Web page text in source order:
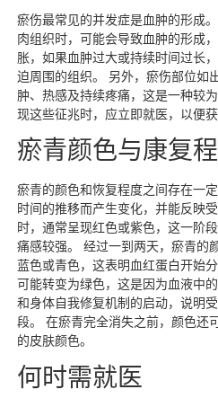
瘀伤最常见的并发症是血肿的形成
肉组织时，可能会导致血肿的形成
胀，如果血肿过大或持续时间过长
迫周围的组织。 另外，瘀伤部位如
肿、热感及持续疼痛，这是一种较
现这些征兆时，应立即就医，以便获
瘀青颜色与康复
瘀青的颜色和恢复程度之间存在一
时间的推移而产生变化，并能反映
时，通常呈现红色或紫色，这一阶
痛感较强。 经过一到两天，瘀青的
蓝色或青色，这表明血红蛋白开始
可能转变为绿色，这是因为血液中
和身体自我修复机制的启动，说明
段。 在瘀青完全消失之前，颜色还
的皮肤颜色。
何时需就医